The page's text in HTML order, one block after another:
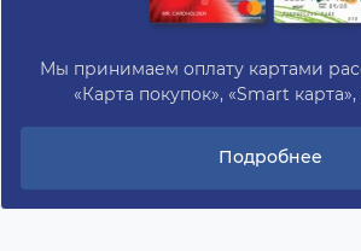
Мы принимаем оплату картами
«Карта покупок», «Smart
Подробнее